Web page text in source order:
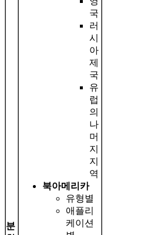
분
국
러
시
아
제
국
유
럽
의
나
머
지
지
역
북아메리카
유형별
애플리
케이션